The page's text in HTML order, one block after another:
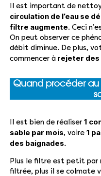
Il est important de
circulation de l’eau se
filtre augmente. Ceci
On peut observer ce
débit diminue. De plus,
commencer à rejeter des
Quand procéder
Il est bien de réaliser 1
sable par mois, voire 1
des baignades.
Plus le filtre est petit par
filtrée, plus il se colmate